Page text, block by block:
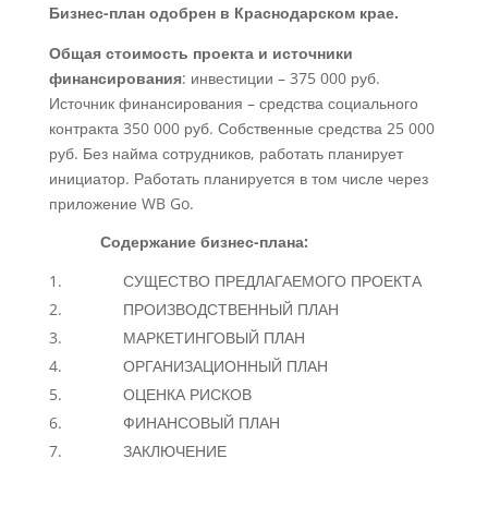
Бизнес-план одобрен в Краснодарском крае.
Общая стоимость проекта и источники
финансирования: инвестиции – 375 000 руб.
Источник финансирования – средства социального
контракта 350 000 руб. Собственные средства 25 000
руб. Без найма сотрудников, работать планирует
инициатор. Работать планируется в том числе через
приложение WB Go.
Содержание бизнес-плана:
СУЩЕСТВО ПРЕДЛАГАЕМОГО ПРОЕКТА
ПРОИЗВОДСТВЕННЫЙ ПЛАН
МАРКЕТИНГОВЫЙ ПЛАН
ОРГАНИЗАЦИОННЫЙ ПЛАН
ОЦЕНКА РИСКОВ
ФИНАНСОВЫЙ ПЛАН
ЗАКЛЮЧЕНИЕ